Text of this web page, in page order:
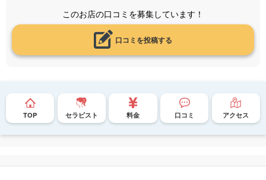
このお店の口コミを募集しています！
口コミを投稿する
TOP セラピスト 料金 口コミ アクセス